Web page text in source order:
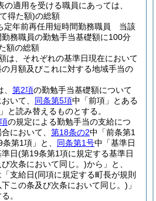
の適用を受ける職員にあっては、
得た額)の総額
定年前再任用短時間勤務職員 当該
務職員の勤勉手当基礎額に100分
額の総額
は、それぞれの基準日現在において
月額及びこれに対する地域手当の
第2項の勤勉手当基礎額について
いて、 同条第5項中「前項」とある
と読み替えるものとする。
の規定による勤勉手当の支給につ
において、 第18条の2中「前条第1
第1項」と、 同条第1号中「基準日
日(第19条第1項に規定する基準日
次条において同じ。)から」と、
「支給日(同項に規定する町長が規則
この条及び次条において同じ。) 」
。